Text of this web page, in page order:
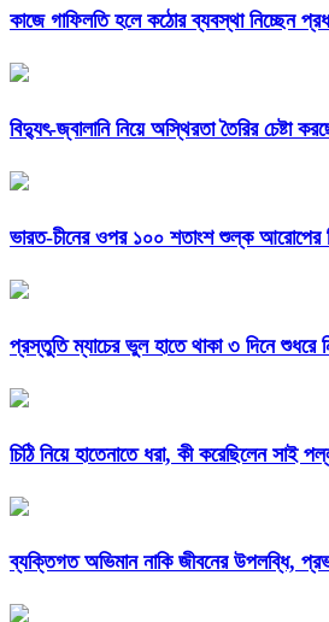
কাজে গাফিলতি হলে কঠোর ব্যবস্থা নিচ্ছেন
বিদ্যুৎ-জ্বালানি নিয়ে অস্থিরতা তৈরির চেষ্টা
ভারত-চীনের ওপর ১০০ শতাংশ শুল্ক আরোপের
প্রস্তুতি ম্যাচের ভুল হাতে থাকা ৩ দিনে শুধরে
চিঠি নিয়ে হাতেনাতে ধরা, কী করেছিলেন সাই
ব্যক্তিগত অভিমান নাকি জীবনের উপলব্ধি,